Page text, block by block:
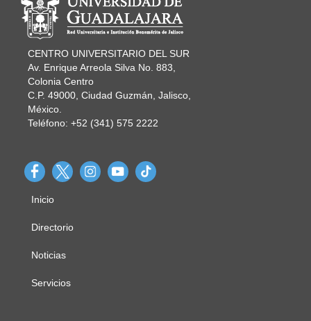
CENTRO UNIVERSITARIO DEL SUR
Av. Enrique Arreola Silva No. 883,
Colonia Centro
C.P. 49000, Ciudad Guzmán, Jalisco,
México.
Teléfono: +52 (341) 575 2222
Menú
principal
Inicio
Directorio
Noticias
Servicios